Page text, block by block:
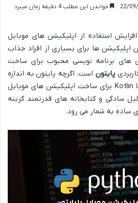
خواندن این مطلب 4 دقیقه زمان میبرد
استفاده از اپلیکیشن های موبایل
اپلیکیشن ها برای بسیاری از افراد جذاب
های برنامه نویسی محبوب برای ساخت
پایتون است. اگرچه پایتون به اندازه
زبان هایی مثل Swift یا Kotlin برای ساخت اپلیکیشن های موبایل
سادگی و کتابخانه های قدرتمند گزینه
ساده به شمار می رود.